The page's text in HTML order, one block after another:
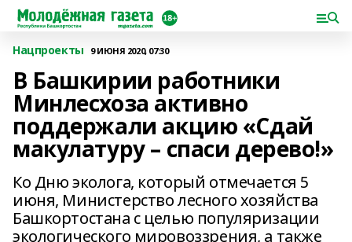
Нацпроекты 9 ИЮНЯ 2020, 07:30
В Башкирии работники
Минлесхоза активно
поддержали акцию «Сдай
макулатуру – спаси дерево!»
Ко Дню эколога, который отмечается 5
июня, Министерство лесного хозяйства
Башкортостана с целью популяризации
экологического мировоззрения, а также